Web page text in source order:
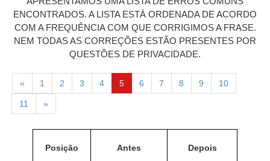
ENCONTRADOS. A LISTA ESTÁ ORDENADA DE ACORDO
COM A FREQUÊNCIA COM QUE CORRIGIMOS A FRASE.
NEM TODAS AS CORREÇÕES ESTÃO PRESENTES POR
QUESTÕES DE PRIVACIDADE.
« 1 2 3 4 5 6 7 8 9 10
11 »
Posição Antes Depois